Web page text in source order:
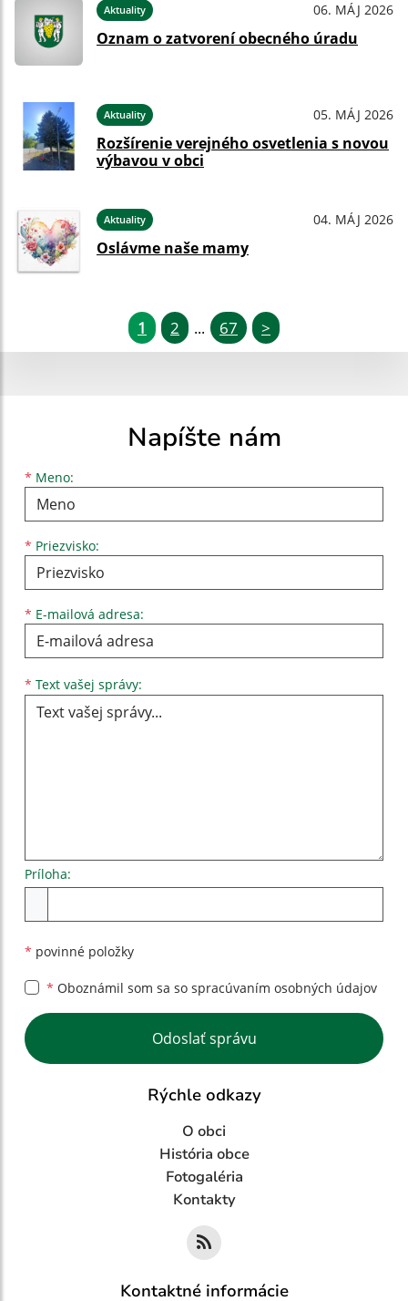
Aktuality 06. MÁJ 2026
Oznam o zatvorení obecného úradu
Aktuality 05. MÁJ 2026
Rozšírenie verejného osvetlenia s novou
výbavou v obci
Aktuality 04. MÁJ 2026
Oslávme naše mamy
1 2 ... 67 >
Napíšte nám
* Meno:
Meno
* Priezvisko:
Priezvisko
* E-mailová adresa:
E-mailová adresa
* Text vašej správy:
Príloha:
* povinné položky
* Oboznámil som sa so spracúvaním osobných údajov
Google reCaptcha Response
Odoslať správu
Rýchle odkazy
O obci
História obce
Fotogaléria
Kontakty
Kontaktné informácie